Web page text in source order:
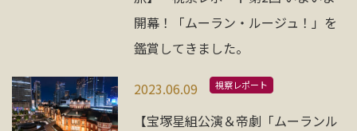
検索
開幕！「ムーラン・ルージュ！」を
鑑賞してきました。
2023.06.09 視察レポート
【宝塚星組公演＆帝劇「ムーランル